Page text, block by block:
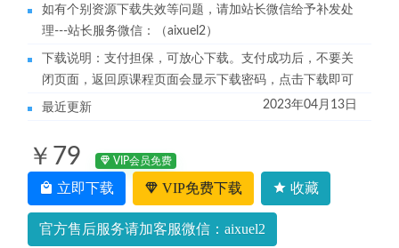
如有个别资源下载失效等问题，请加站长微信给予补发处
理---站长服务微信：（aixuel2）
下载说明：支付担保，可放心下载。支付成功后，不要关
闭页面，返回原课程页面会显示下载密码，点击下载即可
最近更新 2023年04月13日
￥79 VIP会员免费
立即下载 VIP免费下载 收藏
官方售后服务请加客服微信：aixuel2
+讲义 2022-08-31
作业帮高中数学网课教程2023刘秋龙高三数学a+视频教程
+讲义秋季班
2022-11-16
作业帮2023谢天洲高二数学a+班全年班（暑/秋/寒/春班）
2023-07-31
23年高中语文网课教程作业帮2023曲增瑞高三语文a+一轮复
习视频教程+讲义（暑假班+秋季班） 2022-12-17